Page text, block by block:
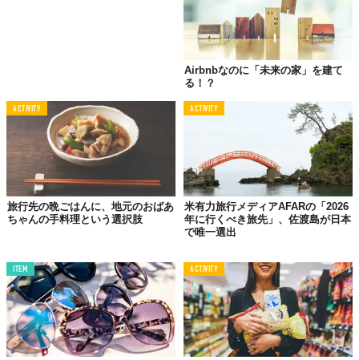
Airbnbなのに「未来の家」を建て
る！？
ACTIVITY
旅行先の晩ごはんに、地元のおばあ
ちゃんの手料理という選択肢
ACTIVITY
米有力旅行メディアAFARの「2026
年に行くべき旅先」、佐渡島が日本
で唯一選出
ITEM ACTIVITY